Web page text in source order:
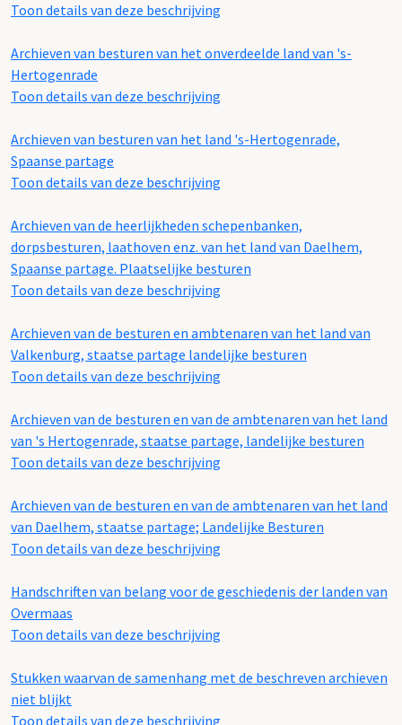
Toon details van deze beschrijving
Archieven van besturen van het onverdeelde land van 's-
Hertogenrade
Toon details van deze beschrijving
Archieven van besturen van het land 's-Hertogenrade,
Spaanse partage
Toon details van deze beschrijving
Archieven van de heerlijkheden schepenbanken,
dorpsbesturen, laathoven enz. van het land van Daelhem,
Spaanse partage. Plaatselijke besturen
Toon details van deze beschrijving
Archieven van de besturen en ambtenaren van het land van
Valkenburg, staatse partage landelijke besturen
Toon details van deze beschrijving
Archieven van de besturen en van de ambtenaren van het land
van 's Hertogenrade, staatse partage, landelijke besturen
Toon details van deze beschrijving
Archieven van de besturen en van de ambtenaren van het land
van Daelhem, staatse partage; Landelijke Besturen
Toon details van deze beschrijving
Handschriften van belang voor de geschiedenis der landen van
Overmaas
Toon details van deze beschrijving
Stukken waarvan de samenhang met de beschreven archieven
niet blijkt
Toon details van deze beschrijving